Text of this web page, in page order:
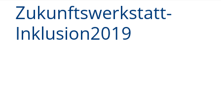
Zukunftswerkstatt-
Inklusion2019